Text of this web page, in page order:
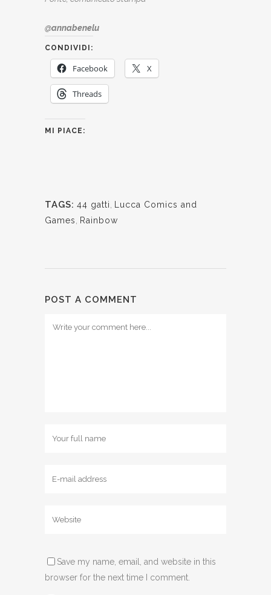
@annabenelu
CONDIVIDI:
Facebook X
Threads
MI PIACE:
TAGS: 44 gatti
Lucca Comics and
Games
Rainbow
POST A COMMENT
Save my name, email, and website in this
browser for the next time I comment.